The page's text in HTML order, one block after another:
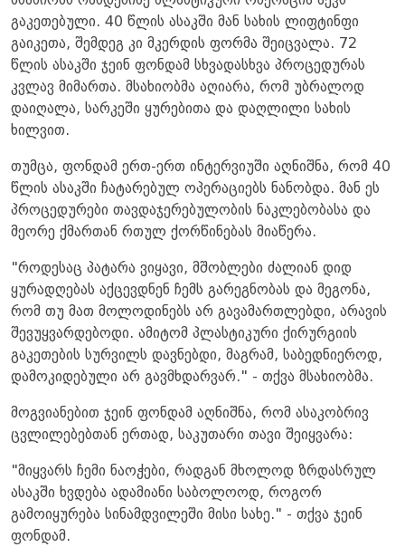
გაკეთებული. 40 წლის ასაკში მან სახის ლიფტინფი
გაიკეთა, შემდეგ კი მკერდის ფორმა შეიცვალა. 72
წლის ასაკში ჯეინ ფონდამ სხვადასხვა პროცედურას
კვლავ მიმართა. მსახიობმა აღიარა, რომ უბრალოდ
დაიღალა, სარკეში ყურებითა და დაღლილი სახის
ხილვით.
თუმცა, ფონდამ ერთ-ერთ ინტერვიუში აღნიშნა, რომ 40
წლის ასაკში ჩატარებულ ოპერაციებს ნანობდა. მან ეს
პროცედურები თავდაჯერებულობის ნაკლებობასა და
მეორე ქმართან რთულ ქორწინებას მიაწერა.
"როდესაც პატარა ვიყავი, მშობლები ძალიან დიდ
ყურადღებას აქცევდნენ ჩემს გარეგნობას და მეგონა,
რომ თუ მათ მოლოდინებს არ გავამართლებდი, არავის
შევუყვარდებოდი. ამიტომ პლასტიკური ქირურგიის
გაკეთების სურვილს დავნებდი, მაგრამ, საბედნიეროდ,
დამოკიდებული არ გავმხდარვარ." - თქვა მსახიობმა.
მოგვიანებით ჯეინ ფონდამ აღნიშნა, რომ ასაკობრივ
ცვლილებებთან ერთად, საკუთარი თავი შეიყვარა:
"მიყვარს ჩემი ნაოჭები, რადგან მხოლოდ ზრდასრულ
ასაკში ხვდება ადამიანი საბოლოოდ, როგორ
გამოიყურება სინამდვილეში მისი სახე." - თქვა ჯეინ
ფონდამ.